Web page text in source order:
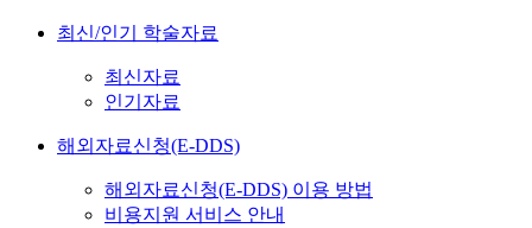
최신/인기 학술자료
최신자료
인기자료
해외자료신청(E-DDS)
해외자료신청(E-DDS) 이용 방법
비용지원 서비스 안내